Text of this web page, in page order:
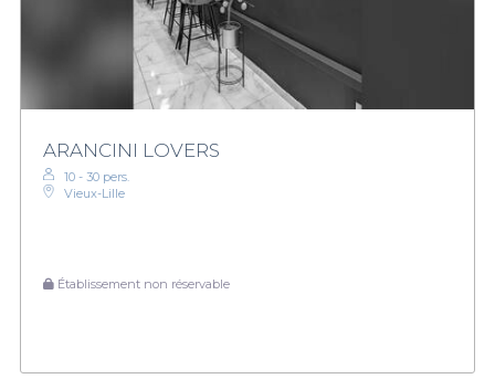
ARANCINI LOVERS
10 - 30 pers.
Vieux-Lille
Établissement non réservable